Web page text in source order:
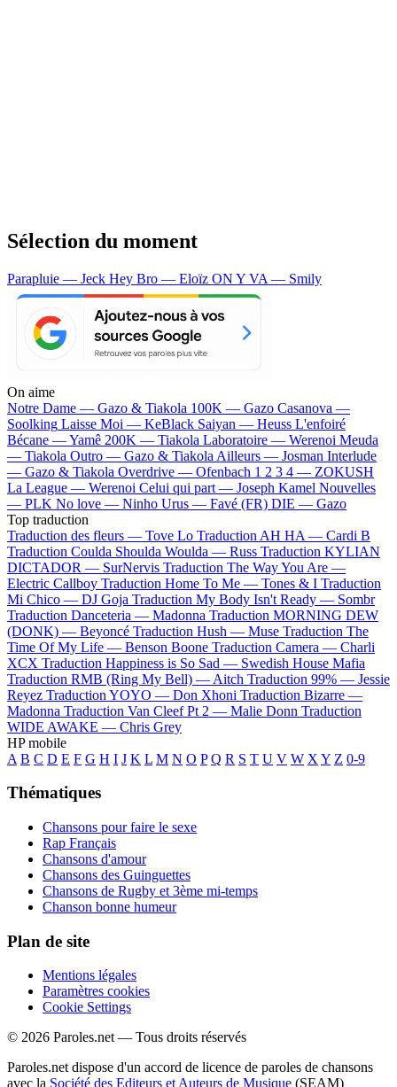
Sélection du moment
Parapluie — Jeck Hey Bro — Eloïz ON Y VA — Smily
On aime
Notre Dame — Gazo & Tiakola 100K — Gazo Casanova —
Soolking Laisse Moi — KeBlack Saiyan — Heuss L'enfoiré
Bécane —Yamê 200K — Tiakola Laboratoire — Werenoi Meuda
— Tiakola Outro — Gazo & Tiakola Ailleurs — Josman Interlude
— Gazo & Tiakola Overdrive — Ofenbach 1 2 3 4 — ZOKUSH
La League — Werenoi Celui qui part — Joseph Kamel Nouvelles
— PLK No love — Ninho Urus — Favé (FR) DIE — Gazo
Top traduction
Traduction des fleurs — Tove Lo Traduction AH HA — Cardi B
Traduction Coulda Shoulda Woulda — Russ Traduction KYLIAN
DICTADOR — SurNervis Traduction The Way You Are —
Electric Callboy Traduction Home To Me — Tones & I Traduction
Mi Chico — DJ Goja Traduction My Body Isn't Ready — Sombr
Traduction Danceteria — Madonna Traduction MORNING DEW
(DONK) — Beyoncé Traduction Hush — Muse Traduction The
Time Of My Life — Benson Boone Traduction Camera — Charli
XCX Traduction Happiness is So Sad — Swedish House Mafia
Traduction RMB (Ring My Bell) — Aitch Traduction 99% — Jessie
Reyez Traduction YOYO — Don Xhoni Traduction Bizarre —
Madonna Traduction Van Cleef Pt 2 — Malie Donn Traduction
WIDE AWAKE — Chris Grey
HP mobile
A B C D E F G H I J K L M N O P Q R S T U V W X Y Z 0-9
Thématiques
Chansons pour faire le sexe
Rap Français
Chansons d'amour
Chansons des Guinguettes
Chansons de Rugby et 3ème mi-temps
Chanson bonne humeur
Plan de site
Mentions légales
Paramètres cookies
Cookie Settings
© 2026 Paroles.net — Tous droits réservés
Paroles.net dispose d'un accord de licence de paroles de chansons
avec la Société des Editeurs et Auteurs de Musique (SEAM)